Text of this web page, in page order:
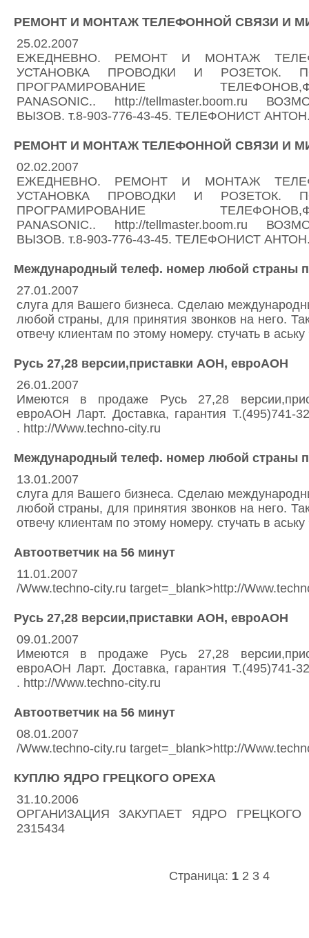
РЕМОНТ И МОНТАЖ ТЕЛЕФОННОЙ СВЯЗИ И
25.02.2007
ЕЖЕДНЕВНО. РЕМОНТ И МОНТАЖ
УСТАНОВКА ПРОВОДКИ И РОЗЕТОК.
ПРОГРАМИРОВАНИЕ
PANASONIC.. http://tellmaster.boom.ru
ВЫЗОВ. т.8-903-776-43-45. ТЕЛЕФОНИСТ
РЕМОНТ И МОНТАЖ ТЕЛЕФОННОЙ СВЯЗИ И
02.02.2007
ЕЖЕДНЕВНО. РЕМОНТ И МОНТАЖ
УСТАНОВКА ПРОВОДКИ И РОЗЕТОК.
ПРОГРАМИРОВАНИЕ
PANASONIC.. http://tellmaster.boom.ru
ВЫЗОВ. т.8-903-776-43-45. ТЕЛЕФОНИСТ
Международный телеф. номер любой страны
27.01.2007
слуга для Вашего бизнеса. Сделаю
любой страны, для принятия звонков на него.
отвечу клиентам по этому номеру. стучать в
Русь 27,28 версии,приставки АОН, евроАОН
26.01.2007
Имеются в продаже Русь 27,28
евроАОН Ларт. Доставка, гарантия Т.(495)741-
. http://Www.techno-city.ru
Международный телеф. номер любой страны
13.01.2007
слуга для Вашего бизнеса. Сделаю
любой страны, для принятия звонков на него.
отвечу клиентам по этому номеру. стучать в
Автоответчик на 56 минут
11.01.2007
/Www.techno-city.ru target=_blank>http://
Русь 27,28 версии,приставки АОН, евроАОН
09.01.2007
Имеются в продаже Русь 27,28
евроАОН Ларт. Доставка, гарантия Т.(495)741-
. http://Www.techno-city.ru
Автоответчик на 56 минут
08.01.2007
/Www.techno-city.ru target=_blank>http://
КУПЛЮ ЯДРО ГРЕЦКОГО ОРЕХА
31.10.2006
ОРГАНИЗАЦИЯ ЗАКУПАЕТ ЯДРО ГРЕЦКОГО
2315434
Страница: 1 2 3 4